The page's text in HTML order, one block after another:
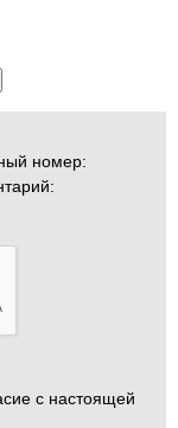
номер:
с настоящей